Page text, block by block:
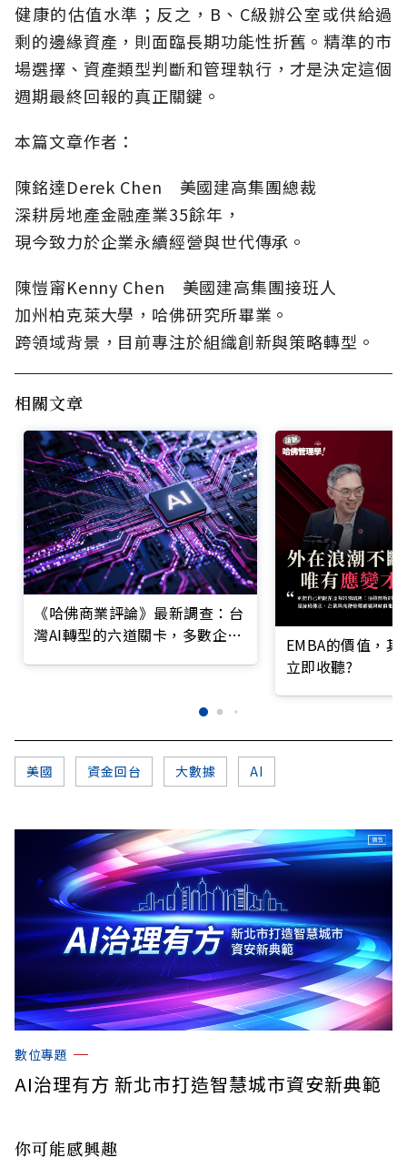
健康的估值水準；反之，B、C級辦公室或供給過
剩的邊緣資產，則面臨長期功能性折舊。精準的市
場選擇、資產類型判斷和管理執行，才是決定這個
週期最終回報的真正關鍵。
本篇文章作者：
陳銘達Derek Chen 美國建高集團總裁
深耕房地產金融產業35餘年，
現今致力於企業永續經營與世代傳承。
陳愷甯Kenny Chen 美國建高集團接班人
加州柏克萊大學，哈佛研究所畢業。
跨領域背景，目前專注於組織創新與策略轉型。
相關文章
《哈佛商業評論》最新調查：台
灣AI轉型的六道關卡，多數企業
EMBA的價值，
立即收聽?
美國 資金回台 大數據 AI
數位專題
AI治理有方 新北市打造智慧城市資安新典範
你可能感興趣